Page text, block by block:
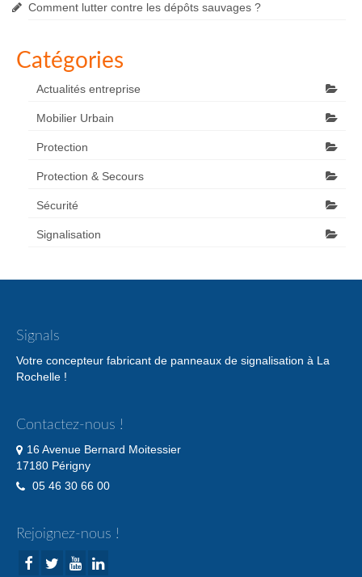
Comment lutter contre les dépôts sauvages ?
Catégories
Actualités entreprise
Mobilier Urbain
Protection
Protection & Secours
Sécurité
Signalisation
Signals
Votre concepteur fabricant de panneaux de signalisation à La
Rochelle !
Contactez-nous !
16 Avenue Bernard Moitessier
17180 Périgny
05 46 30 66 00
Rejoignez-nous !